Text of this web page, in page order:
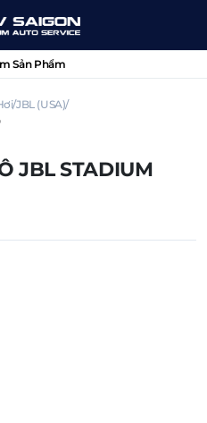
Sản Phẩm
JBL (USA)
JBL STADIUM